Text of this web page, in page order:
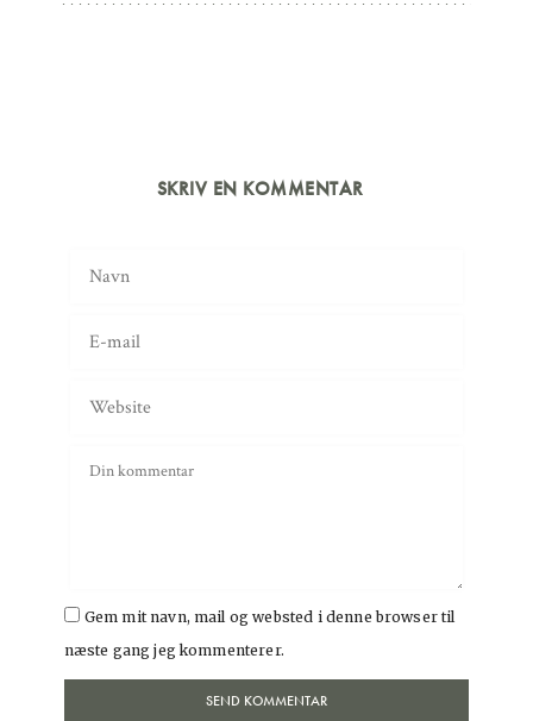
SKRIV EN KOMMENTAR
Gem mit navn, mail og websted i denne browser til
næste gang jeg kommenterer.